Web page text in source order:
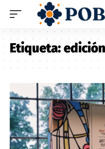
Etiqueta: